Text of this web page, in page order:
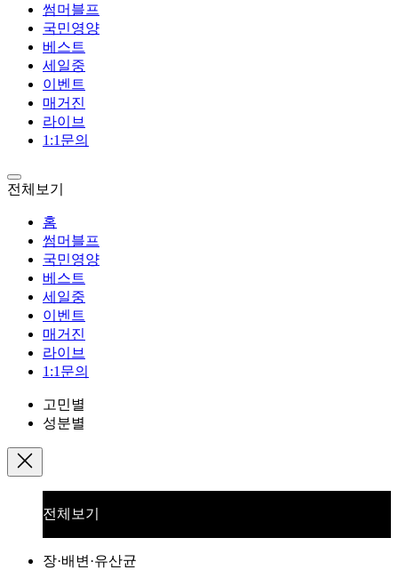
썸머블프
국민영양
베스트
세일중
이벤트
매거진
라이브
1:1문의
전체보기
홈
썸머블프
국민영양
베스트
세일중
이벤트
매거진
라이브
1:1문의
고민별
성분별
전체보기
장·배변·유산균